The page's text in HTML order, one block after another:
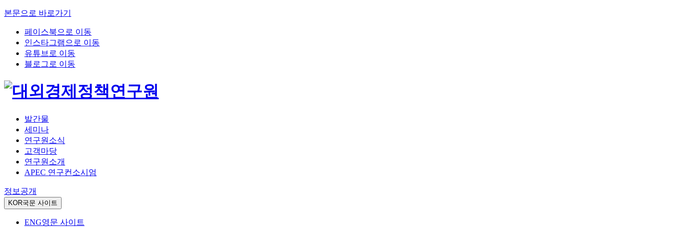
본문으로 바로가기
페이스북으로 이동
인스타그램으로 이동
유튜브로 이동
블로그로 이동
발간물
세미나
연구원소식
고객마당
연구원소개
APEC 연구컨소시엄
정보공개
KOR국문 사이트
ENG영문 사이트